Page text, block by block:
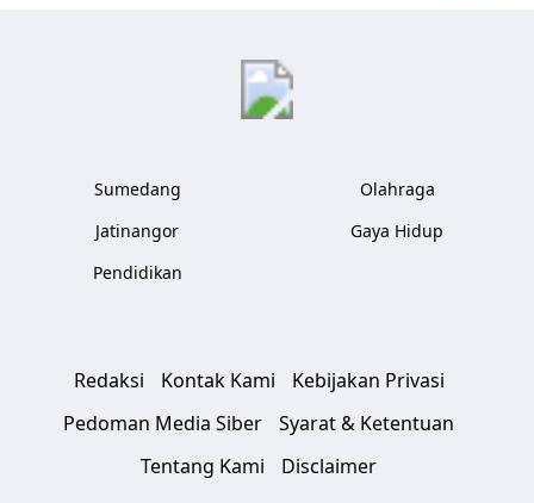
Sumedang
Jatinangor
Pendidikan
Olahraga
Gaya Hidup
Redaksi Kontak Kami
Kebijakan Privasi
Pedoman Media Siber
Syarat & Ketentuan
Tentang Kami
Disclaimer